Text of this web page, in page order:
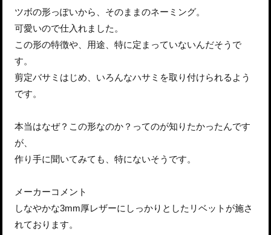
ツボの形っぽいから、そのままのネーミング。
可愛いので仕入れました。
この形の特徴や、用途、特に定まっていないんだそうで
す。
剪定バサミはじめ、いろんなハサミを取り付けられるよう
です。
本当はなぜ？この形なのか？ってのが知りたかったんです
が、
作り手に聞いてみても、特にないそうです。
メーカーコメント
しなやかな3mm厚レザーにしっかりとしたリベットが施さ
れております。